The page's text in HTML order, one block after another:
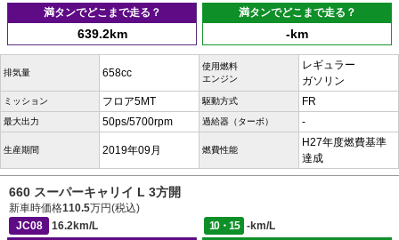
満タンでどこまで走る？
639.2km
満タンでどこまで走る？
-km
排気量 658cc
使用燃料
エンジン
レギュラー
ガソリン
ミッション フロア5MT 駆動方式 FR
最大出力 50ps/5700rpm 過給器（ターボ） -
生産期間 2019年09月 燃費性能
H27年度燃費基準
達成
660 スーパーキャリイ L 3方開
新車時価格110.5万円(税込)
JC08
16.2km/L 10・15
-km/L